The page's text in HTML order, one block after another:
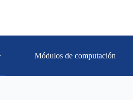
Módulos de computación